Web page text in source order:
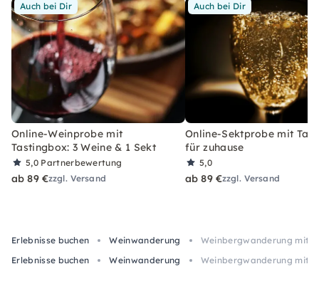
Auch bei Dir
Online-Weinprobe mit
Tastingbox: 3 Weine & 1 Sekt
5,0 Partnerbewertung
ab 89 €zzgl. Versand
Auch bei Dir
Online-Sektprobe mit
für zuhause
5,0
ab 89 €zzgl. Versand
Erlebnisse buchen Weinwanderung
Weinbergwanderung mit
Erlebnisse buchen
Weinwanderung Weinbergwanderung mit